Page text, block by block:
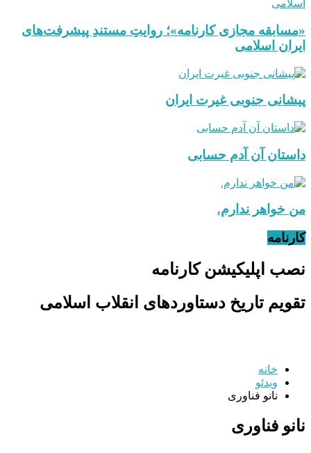
«مسابقه مجازی کارنامه»؛ روایتِ مستندِ پیشرفت‌های
ایران اسلامی
پیشانی جنوبی غیرت ایران
داستان آن آدم حسابی
من خواهر ندارم.
کارنامه
نصب اپلیکیشن کارنامه
تقویم تاریخ دستاوردهای انقلاب اسلامی
خانه
ویدئو
نانو فناوری
نانو فناوری